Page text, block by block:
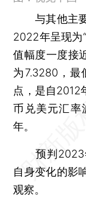
与其他主要
2022年呈现为
值幅度一度接
为7.3280，最
点，是自2012
币兑美元汇率
年。
预判2023
自身变化的影
观察。